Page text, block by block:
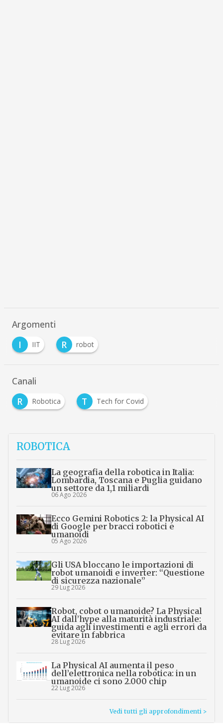
Argomenti
I
IIT R robot
Canali
R
Robotica T Tech for Covid
ROBOTICA
La geografia della robotica in Italia:
Lombardia, Toscana e Puglia guidano
un settore da 1,1 miliardi
06 Ago 2026
Ecco Gemini Robotics 2: la Physical AI
di Google per bracci robotici e
umanoidi
05 Ago 2026
Gli USA bloccano le importazioni di
robot umanoidi e inverter: “Questione
di sicurezza nazionale”
29 Lug 2026
Robot, cobot o umanoide? La Physical
AI dall’hype alla maturità industriale:
guida agli investimenti e agli errori da
evitare in fabbrica
28 Lug 2026
La Physical AI aumenta il peso
dell’elettronica nella robotica: in un
umanoide ci sono 2.000 chip
22 Lug 2026
Vedi tutti gli approfondimenti >